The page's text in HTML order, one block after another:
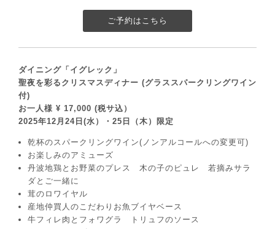
ご予約はこちら
ダイニング「イグレック」
聖夜を彩るクリスマスディナー (グラススパークリングワイン
付)
お一人様 ¥ 17,000 (税サ込）
2025年12月24日(水）・25日（木）限定
乾杯のスパークリングワイン(ノンアルコールへの変更可)
お楽しみのアミューズ
丹波地鶏とお野菜のプレス 木の子のピュレ 若摘みサラ
ダとご一緒に
茸のロワイヤル
産地仲買人のこだわりお魚ブイヤベース
牛フィレ肉とフォワグラ トリュフのソース